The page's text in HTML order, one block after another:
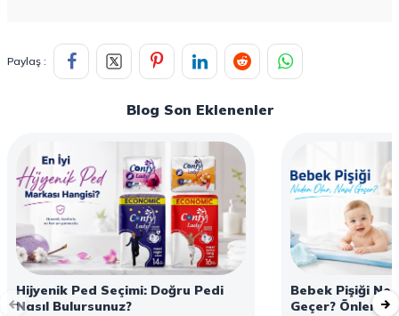
Paylaş :
Blog Son Eklenenler
Hijyenik Ped Seçimi: Doğru Pedi
Nasıl Bulursunuz?
Bebek Pişiği
Geçer? Önleme